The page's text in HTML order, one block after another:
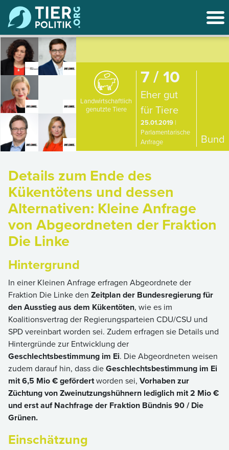
Landwirtschaftlich
genutzte Tiere
7 / 10
Eher gut
für Tiere
25.01.2019 |
Parlamentarische
Anfrage
Bund
Details zum Ende des
Kükentötens und dessen
Alternativen: Kleine Anfrage
von Abgeordneten der Fraktion
Die Linke
Hintergrund
In einer Kleinen Anfrage erfragen Abgeordnete der
Fraktion Die Linke den Zeitplan der Bundesregierung für
den Ausstieg aus dem Kükentöten, wie es im
Koalitionsvertrag der Regierungsparteien CDU/CSU und
SPD vereinbart worden sei. Zudem erfragen sie Details und
Hintergründe zur Entwicklung der
Geschlechtsbestimmung im Ei. Die Abgeordneten weisen
zudem darauf hin, dass dieGeschlechtsbestimmung im Ei
mit 6,5 Mio € gefördertworden sei, Vorhaben zur
Züchtung von Zweinutzungshühnern lediglich mit 2 Mio €
und erst auf Nachfrage der Fraktion Bündnis 90 / Die
Grünen.
Einschätzung